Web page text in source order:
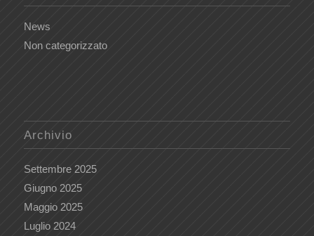
News
Non categorizzato
Archivio
Settembre 2025
Giugno 2025
Maggio 2025
Luglio 2024